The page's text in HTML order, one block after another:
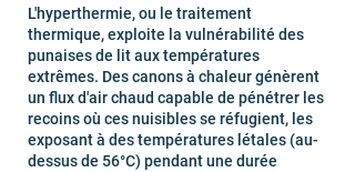
L'hyperthermie, ou le traitement
thermique, exploite la vulnérabilité des
punaises de lit aux températures
extrêmes. Des canons à chaleur génèrent
un flux d'air chaud capable de pénétrer les
recoins où ces nuisibles se réfugient, les
exposant à des températures létales (au-
dessus de 56°C) pendant une durée